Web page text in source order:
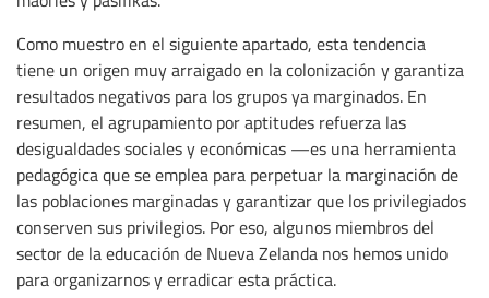
Como muestro en el siguiente apartado, esta tendencia
tiene un origen muy arraigado en la colonización y garantiza
resultados negativos para los grupos ya marginados. En
resumen, el agrupamiento por aptitudes refuerza las
desigualdades sociales y económicas —es una herramienta
pedagógica que se emplea para perpetuar la marginación de
las poblaciones marginadas y garantizar que los privilegiados
conserven sus privilegios. Por eso, algunos miembros del
sector de la educación de Nueva Zelanda nos hemos unido
para organizarnos y erradicar esta práctica.